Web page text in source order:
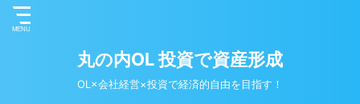
丸の内OL 投資で資産形成
OL×会社経営×投資で経済的自由を目指す！